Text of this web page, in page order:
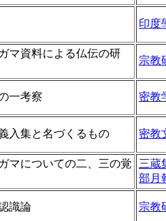
印度
マ資料による仏伝の研
宗教
一考察 密教
入集と名づくるもの 密教
マについての二、三の覚
三蔵
部月
識論 宗教